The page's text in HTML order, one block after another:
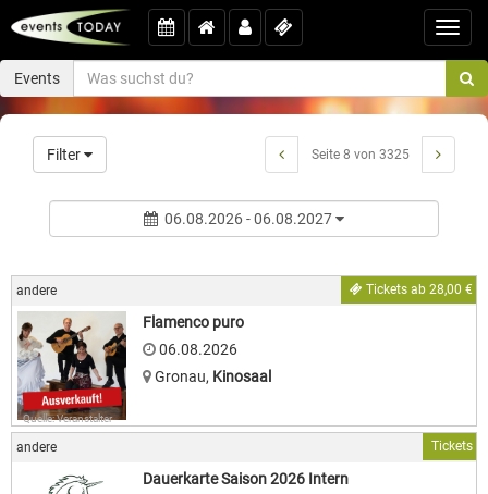
Events
Filter Seite 8 von 3325
06.08.2026 - 06.08.2027
andere Tickets ab 28,00 €
Quelle: Veranstalter
Flamenco puro
06.08.2026
Gronau, Kinosaal
andere Tickets
Dauerkarte Saison 2026 Intern